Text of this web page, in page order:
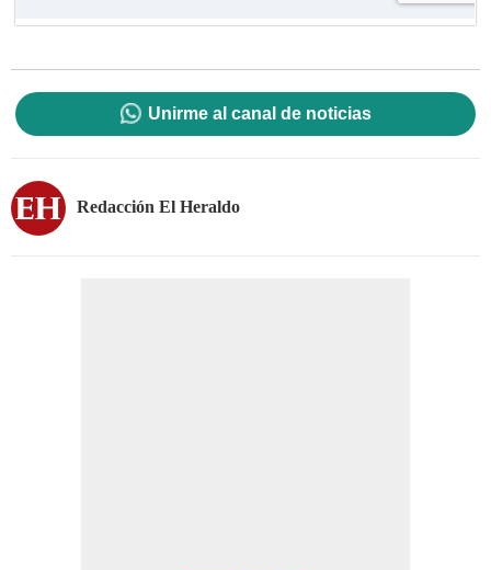
Unirme al canal de noticias
Redacción El Heraldo